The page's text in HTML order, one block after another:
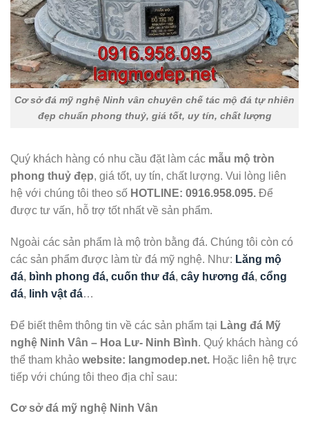
Cơ sở đá mỹ nghệ Ninh vân chuyên chế tác mộ đá tự nhiên
đẹp chuẩn phong thuỷ, giá tốt, uy tín, chất lượng
Quý khách hàng có nhu cầu đặt làm các mẫu mộ tròn
phong thuỷ đẹp, giá tốt, uy tín, chất lượng. Vui lòng liên
hệ với chúng tôi theo số HOTLINE: 0916.958.095. Để
được tư vấn, hỗ trợ tốt nhất về sản phẩm.
Ngoài các sản phẩm là mộ tròn bằng đá. Chúng tôi còn có
các sản phẩm được làm từ đá mỹ nghệ. Như: Lăng mộ
đá, bình phong đá, cuốn thư đá, cây hương đá, cổng
đá, linh vật đá…
Để biết thêm thông tin về các sản phẩm tại Làng đá Mỹ
nghệ Ninh Vân – Hoa Lư- Ninh Bình. Quý khách hàng có
thể tham khảo website: langmodep.net. Hoặc liên hệ trực
tiếp với chúng tôi theo địa chỉ sau:
Cơ sở đá mỹ nghệ Ninh Vân